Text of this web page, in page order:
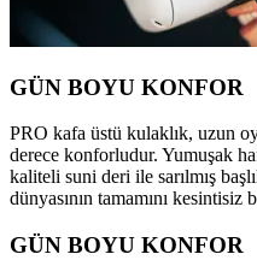
GÜN BOYU KONFOR
PRO kafa üstü kulaklık, uzun
derece konforludur. Yumuşak
kaliteli suni deri ile sarılmış
dünyasının tamamını
GÜN BOYU KONFOR